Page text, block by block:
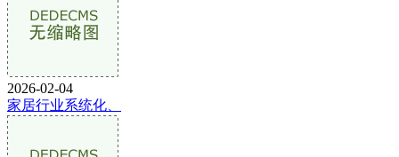
2026-02-04
家居行业系统化、